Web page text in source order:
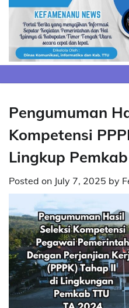
Skip
content
Pengumuman
Kompetensi
Lingkup
Posted on July 7, 2025 by